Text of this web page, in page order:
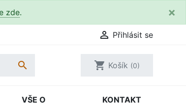
zde. ×
 Přihlásit se
 shopping_cart Košík (0)
VŠE O
KONTAKT